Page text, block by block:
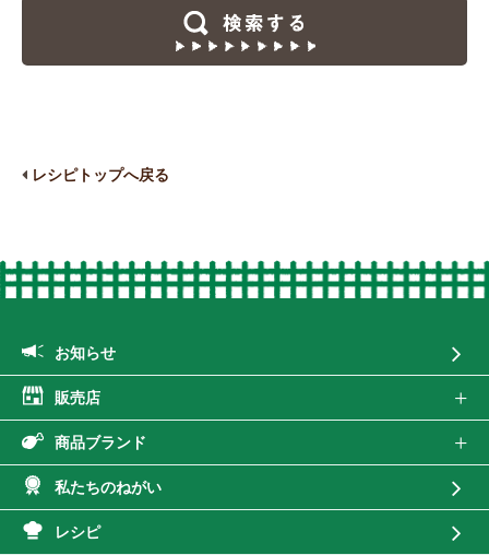
レシピトップへ戻る
お知らせ
販売店
商品ブランド
私たちのねがい
レシピ